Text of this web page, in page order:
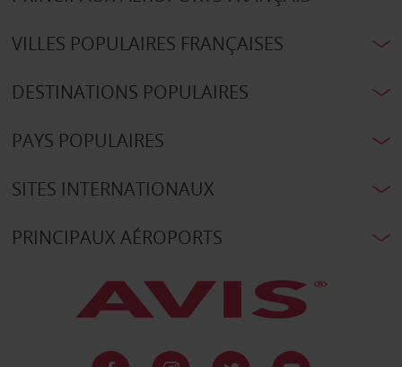
VILLES POPULAIRES FRANÇAISES
DESTINATIONS POPULAIRES
PAYS POPULAIRES
SITES INTERNATIONAUX
PRINCIPAUX AÉROPORTS